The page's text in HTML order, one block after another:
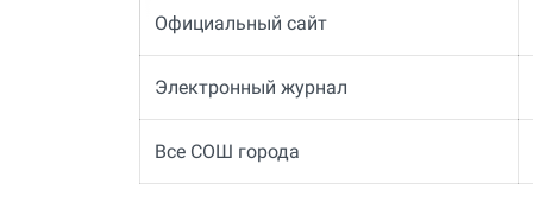
Официальный сайт
Электронный журнал
Все СОШ города